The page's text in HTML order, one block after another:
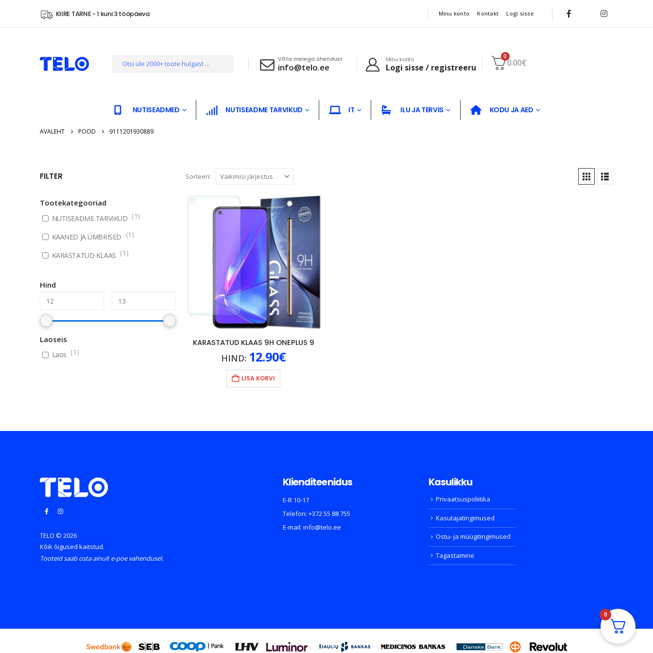
KIIRE TARNE - 1 kuni 3 tööpäeva Minu konto Kontakt Logi sisse
Võta meiega ühendust
info@telo.ee
Minu konto
Logi sisse / registreeru
0
0.00€
NUTISEADMED NUTISEADME TARVIKUD IT ILU JA TERVIS KODU JA AED
AVALEHT POOD 9111201930889
Sorteeri:
KARASTATUD KLAAS 9H ONEPLUS 9
HIND: 12.90€
LISA KORVI
FILTER
Tootekategooriad
NUTISEADME TARVIKUD (1)
KAANED JA ÜMBRISED (1 )
KARASTATUD KLAAS (1 )
Hind
Laoseis
Laos (1 )
TELO © 2026
Kõik õigused kaitstud.
Tooteid saab osta ainult e-poe vahendusel.
Klienditeenidus
E-R 10-17
Telefon: +372 55 88 755
E-mail: info@telo.ee
Kasulikku
Privaatsuspoliitika
Kasutajatingimused
Ostu- ja müügitingimused
Tagastamine
0